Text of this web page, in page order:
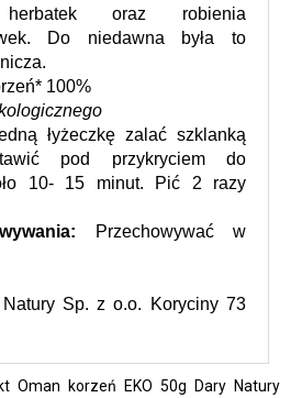
herbatek oraz robienia
Do niedawna była to
100%
łyżeczkę zalać szklanką
pod przykryciem do
10- 15 minut. Pić 2 razy
Przechowywać w
Natury Sp. z o.o. Koryciny 73
Oman korzeń EKO 50g Dary Natury